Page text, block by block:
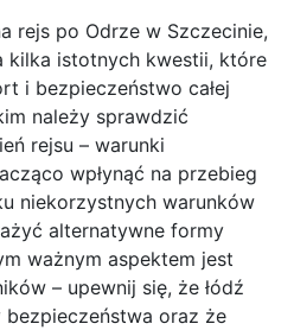
rejs po Odrze w Szczecinie,
kilka istotnych kwestii, które
i bezpieczeństwo całej
należy sprawdzić
rejsu – warunki
wpłynąć na przebieg
niekorzystnych warunków
alternatywne formy
ważnym aspektem jest
– upewnij się, że łódź
bezpieczeństwa oraz że